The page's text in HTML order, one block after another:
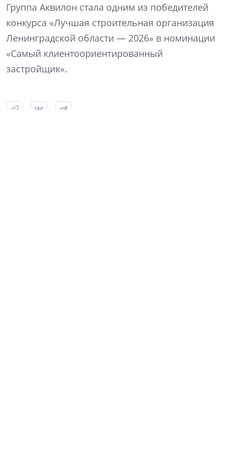
Группа Аквилон стала одним из победителей
конкурса «Лучшая строительная организация
Ленинградской области — 2026» в номинации
«Самый клиентоориентированный
застройщик».